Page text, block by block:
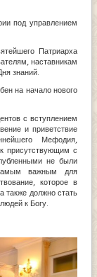
под управлением
Патриарха
наставникам
знаний.
на начало нового
с вступлением
и приветствие
Мефодия,
присутствующим с
не были
важным для
которое в
также должно стать
к Богу.